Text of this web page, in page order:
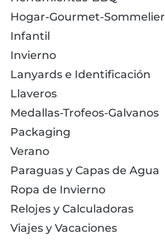
Hogar-Gourmet-Sommelier
Infantil
Invierno
Lanyards e Identificación
Llaveros
Medallas-Trofeos-Galvanos
Packaging
Verano
Paraguas y Capas de Agua
Ropa de Invierno
Relojes y Calculadoras
Viajes y Vacaciones